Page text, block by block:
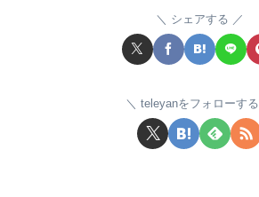
シェアする
teleyanをフォローする